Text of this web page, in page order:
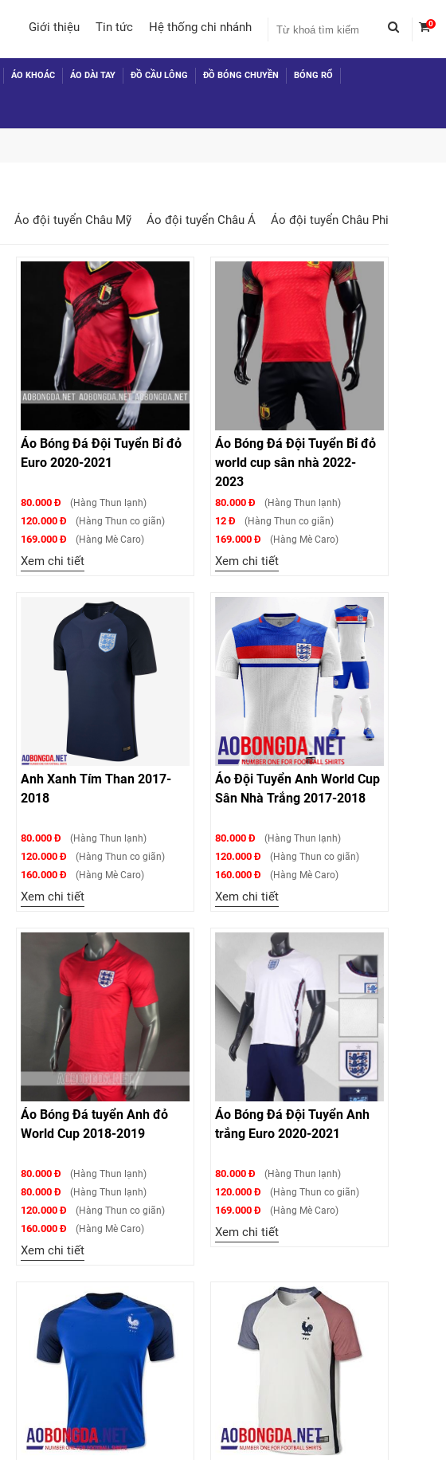
Giới thiệu Tin tức Hệ thống chi nhánh 0
ÁO KHOÁC ÁO DÀI TAY ĐỒ CẦU LÔNG ĐỒ BÓNG CHUYỀN BÓNG RỔ
TIẾP TỤC MUA HÀNG
Áo đội tuyển Châu Mỹ Áo đội tuyển Châu Á Áo đội tuyển Châu Phi
Áo Bóng Đá Đội Tuyển Bỉ đỏ
Euro 2020-2021
80.000 Đ (Hàng Thun lạnh)
120.000 Đ (Hàng Thun co giãn)
169.000 Đ (Hàng Mè Caro)
Xem chi tiết
Áo Bóng Đá Đội Tuyển Bỉ đỏ
world cup sân nhà 2022-
2023
80.000 Đ (Hàng Thun lạnh)
12 Đ (Hàng Thun co giãn)
169.000 Đ (Hàng Mè Caro)
Xem chi tiết
Anh Xanh Tím Than 2017-
2018
80.000 Đ (Hàng Thun lạnh)
120.000 Đ (Hàng Thun co giãn)
160.000 Đ (Hàng Mè Caro)
Xem chi tiết
Áo Đội Tuyển Anh World Cup
Sân Nhà Trắng 2017-2018
80.000 Đ (Hàng Thun lạnh)
120.000 Đ (Hàng Thun co giãn)
160.000 Đ (Hàng Mè Caro)
Xem chi tiết
Áo Bóng Đá tuyển Anh đỏ
World Cup 2018-2019
80.000 Đ (Hàng Thun lạnh)
80.000 Đ (Hàng Thun lạnh)
120.000 Đ (Hàng Thun co giãn)
160.000 Đ (Hàng Mè Caro)
Xem chi tiết
Áo Bóng Đá Đội Tuyển Anh
trắng Euro 2020-2021
80.000 Đ (Hàng Thun lạnh)
120.000 Đ (Hàng Thun co giãn)
169.000 Đ (Hàng Mè Caro)
Xem chi tiết